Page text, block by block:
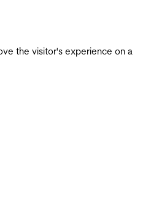
the visitor's experience on a